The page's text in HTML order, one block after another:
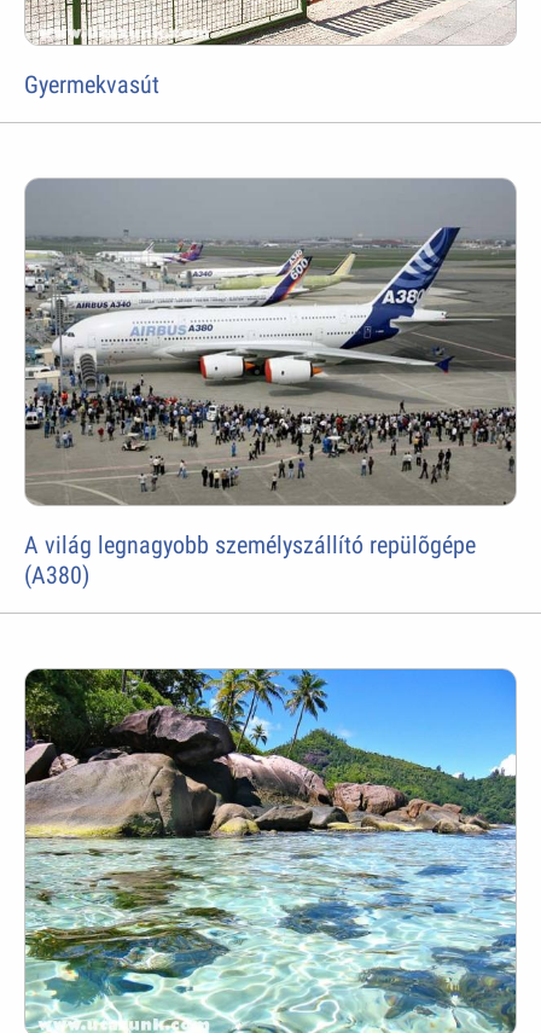
Gyermekvasút
A világ legnagyobb személyszállító repülõgépe
(A380)